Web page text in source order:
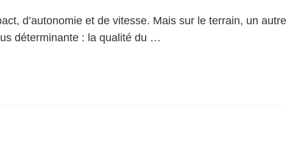
d’autonomie et de vitesse. Mais sur le terrain, un autre
déterminante : la qualité du …